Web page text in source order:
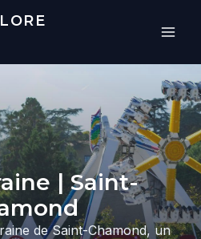
| Saint-
de Saint-Chamond, un